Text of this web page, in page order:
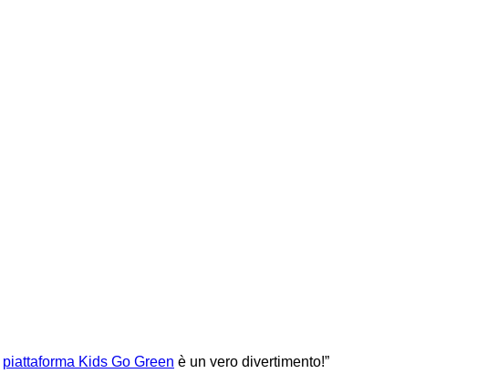
piattaforma Kids Go Green è un vero divertimento!”